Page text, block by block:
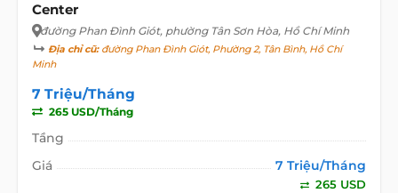
Center
đường Phan Đình Giót, phường Tân Sơn Hòa, Hồ Chí Minh
Địa chỉ cũ:đường Phan Đình Giót, Phường 2, Tân Bình, Hồ Chí
Minh
7 Triệu/Tháng
265 USD/Tháng
Tầng
Giá
7 Triệu/Tháng
265 USD